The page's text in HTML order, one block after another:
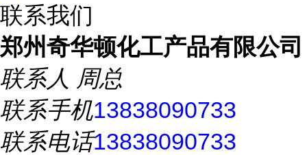
联系我们
郑州奇华顿化工产品有限公司
联系人 周总
联系手机13838090733
联系电话13838090733